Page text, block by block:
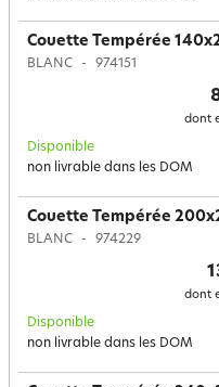
Couette Tempérée
BLANC 974151
dont
Disponible
non livrable dans les DOM
Couette Tempérée
BLANC 974229
dont
Disponible
non livrable dans les DOM